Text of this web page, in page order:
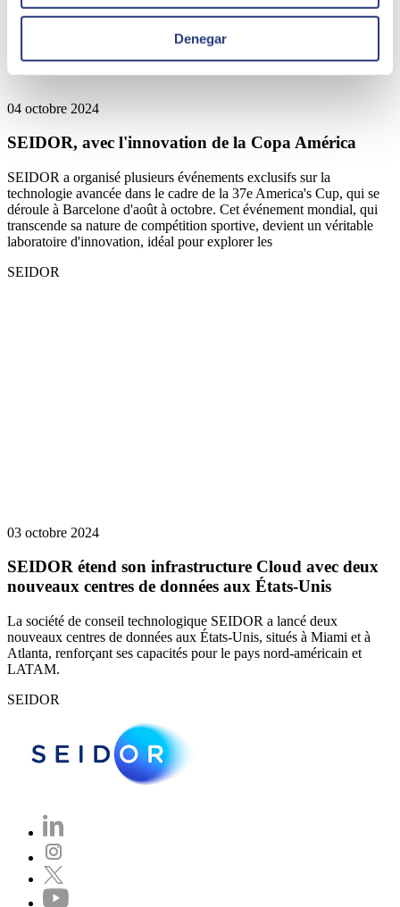
Denegar
04 octobre 2024
SEIDOR, avec l'innovation de la Copa América
SEIDOR a organisé plusieurs événements exclusifs sur la
technologie avancée dans le cadre de la 37e America's Cup, qui se
déroule à Barcelone d'août à octobre. Cet événement mondial, qui
transcende sa nature de compétition sportive, devient un véritable
laboratoire d'innovation, idéal pour explorer les
SEIDOR
03 octobre 2024
SEIDOR étend son infrastructure Cloud avec deux
nouveaux centres de données aux États-Unis
La société de conseil technologique SEIDOR a lancé deux
nouveaux centres de données aux États-Unis, situés à Miami et à
Atlanta, renforçant ses capacités pour le pays nord-américain et
LATAM.
SEIDOR